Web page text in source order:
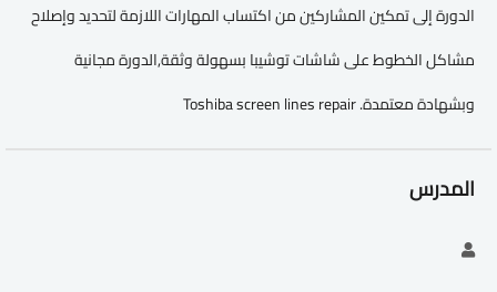
الدورة إلى تمكين المشاركين من اكتساب المهارات اللازمة لتحديد وإصلاح
مشاكل الخطوط على شاشات توشيبا بسهولة وثقة,الدورة مجانية
وبشهادة معتمدة. Toshiba screen lines repair
المدرس